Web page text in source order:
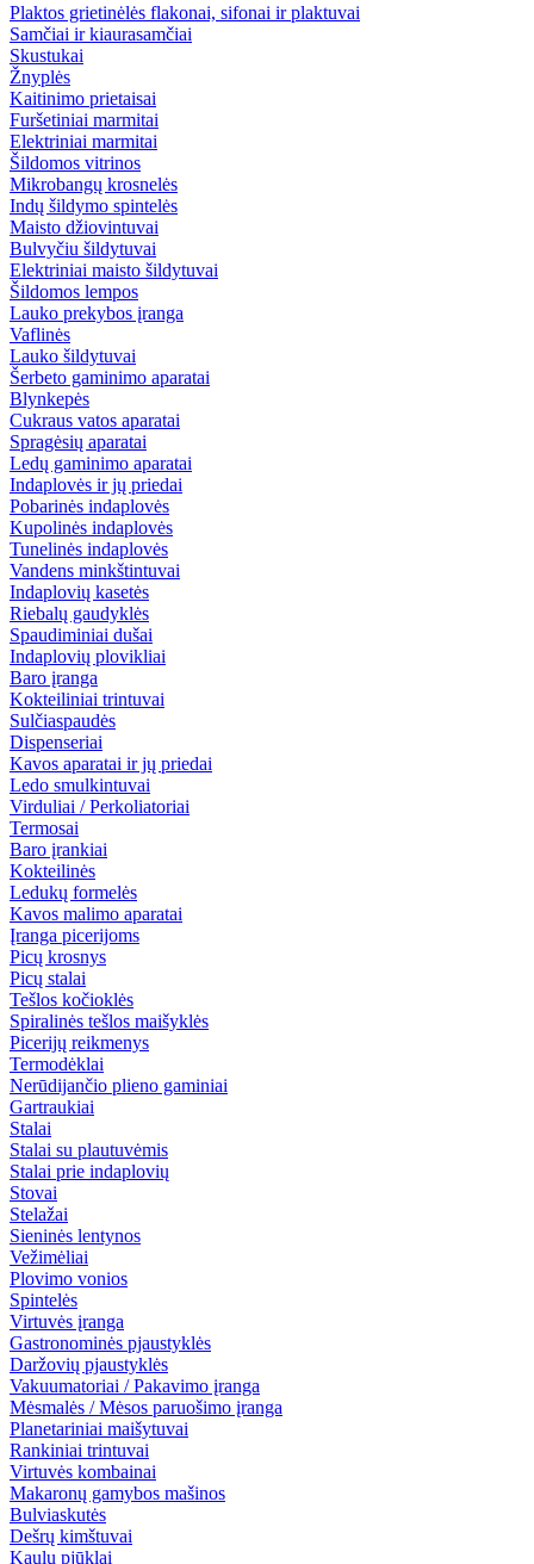
Plaktos grietinėlės flakonai, sifonai ir plaktuvai
Samčiai ir kiaurasamčiai
Skustukai
Žnyplės
Kaitinimo prietaisai
Furšetiniai marmitai
Elektriniai marmitai
Šildomos vitrinos
Mikrobangų krosnelės
Indų šildymo spintelės
Maisto džiovintuvai
Bulvyčiu šildytuvai
Elektriniai maisto šildytuvai
Šildomos lempos
Lauko prekybos įranga
Vaflinės
Lauko šildytuvai
Šerbeto gaminimo aparatai
Blynkepės
Cukraus vatos aparatai
Spragėsių aparatai
Ledų gaminimo aparatai
Indaplovės ir jų priedai
Pobarinės indaplovės
Kupolinės indaplovės
Tunelinės indaplovės
Vandens minkštintuvai
Indaplovių kasetės
Riebalų gaudyklės
Spaudiminiai dušai
Indaplovių plovikliai
Baro įranga
Kokteiliniai trintuvai
Sulčiaspaudės
Dispenseriai
Kavos aparatai ir jų priedai
Ledo smulkintuvai
Virduliai / Perkoliatoriai
Termosai
Baro įrankiai
Kokteilinės
Ledukų formelės
Kavos malimo aparatai
Įranga picerijoms
Picų krosnys
Picų stalai
Tešlos kočioklės
Spiralinės tešlos maišyklės
Picerijų reikmenys
Termodėklai
Nerūdijančio plieno gaminiai
Gartraukiai
Stalai
Stalai su plautuvėmis
Stalai prie indaplovių
Stovai
Stelažai
Sieninės lentynos
Vežimėliai
Plovimo vonios
Spintelės
Virtuvės įranga
Gastronominės pjaustyklės
Daržovių pjaustyklės
Vakuumatoriai / Pakavimo įranga
Mėsmalės / Mėsos paruošimo įranga
Planetariniai maišytuvai
Rankiniai trintuvai
Virtuvės kombainai
Makaronų gamybos mašinos
Bulviaskutės
Dešrų kimštuvai
Kaulų pjūklai